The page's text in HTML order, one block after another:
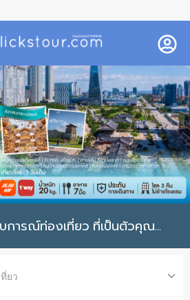
การณ์ท่องเที่ยว ที่เป็นตัวคุณ...
ยว